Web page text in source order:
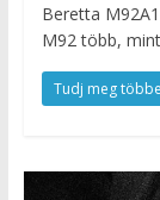
Beretta
M92 több,
Tudj meg